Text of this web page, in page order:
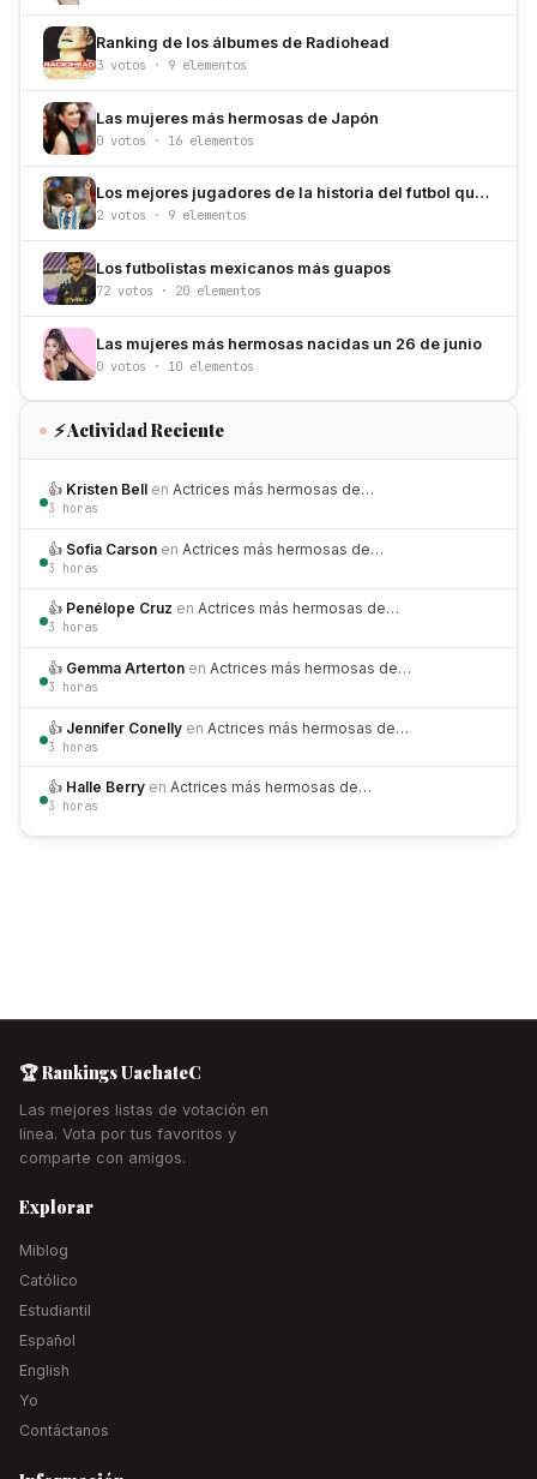
Ranking de los álbumes de Radiohead
3 votos · 9 elementos
Las mujeres más hermosas de Japón
0 votos · 16 elementos
Los mejores jugadores de la historia del futbol que han usado el número 10
2 votos · 9 elementos
Los futbolistas mexicanos más guapos
72 votos · 20 elementos
Las mujeres más hermosas nacidas un 26 de junio
0 votos · 10 elementos
⚡ Actividad Reciente
👍 Kristen Bell en Actrices más hermosas de…
3 horas
👍 Sofia Carson en Actrices más hermosas de…
3 horas
👍 Penélope Cruz en Actrices más hermosas de…
3 horas
👍 Gemma Arterton en Actrices más hermosas de…
3 horas
👍 Jennifer Conelly en Actrices más hermosas de…
3 horas
👍 Halle Berry en Actrices más hermosas de…
3 horas
🏆 Rankings UachateC
Las mejores listas de votación en
línea. Vota por tus favoritos y
comparte con amigos.
Explorar
Miblog
Católico
Estudiantil
Español
English
Yo
Contáctanos